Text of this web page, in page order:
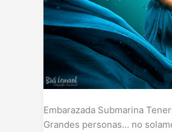
Embarazada Submarina
Grandes personas… no